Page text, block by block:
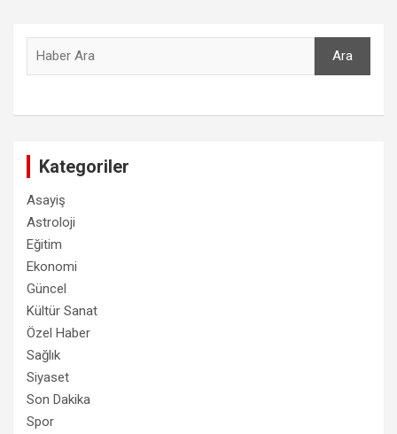
Ara
Kategoriler
Asayiş
Astroloji
Eğitim
Ekonomi
Güncel
Kültür Sanat
Özel Haber
Sağlık
Siyaset
Son Dakika
Spor